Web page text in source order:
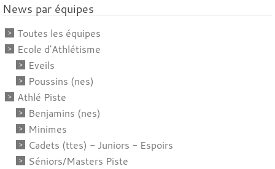
News par équipes
Toutes les équipes
Ecole d'Athlétisme
Eveils
Poussins (nes)
Athlé Piste
Benjamins (nes)
Minimes
Cadets (ttes) - Juniors - Espoirs
Séniors/Masters Piste